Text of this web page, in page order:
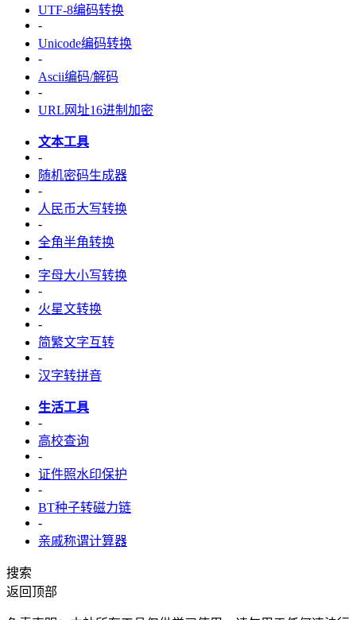
UTF-8编码转换
-
Unicode编码转换
-
Ascii编码/解码
-
URL网址16进制加密
文本工具
-
随机密码生成器
-
人民币大写转换
-
全角半角转换
-
字母大小写转换
-
火星文转换
-
简繁文字互转
-
汉字转拼音
生活工具
-
高校查询
-
证件照水印保护
-
BT种子转磁力链
-
亲戚称谓计算器
搜索
返回顶部